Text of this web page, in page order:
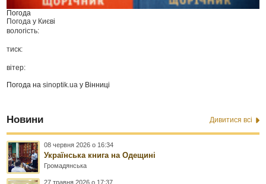
Погода
Погода у Києві
вологість:
тиск:
вітер:
Погода наsinoptik.ua у Вінниці
Новини Дивитися всі
08 червня 2026 о 16:34
Українська книга на Одещині
Громадянська
27 травня 2026 о 17:37